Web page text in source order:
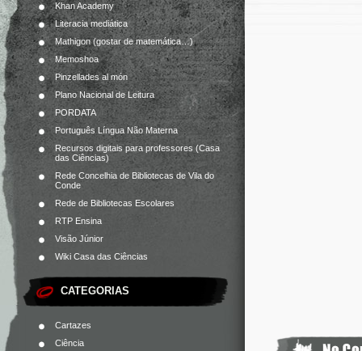
Khan Academy
Literacia mediática
Mathigon (gostar de matemática…)
Memoshoa
Pinzellades al món
Plano Nacional de Leitura
PORDATA
Português Língua Não Materna
Recursos digitais para professores (Casa
das Ciências)
Rede Concelhia de Bibliotecas de Vila do
Conde
Rede de Bibliotecas Escolares
RTP Ensina
Visão Júnior
Wiki Casa das Ciências
CATEGORIAS
Cartazes
Ciência